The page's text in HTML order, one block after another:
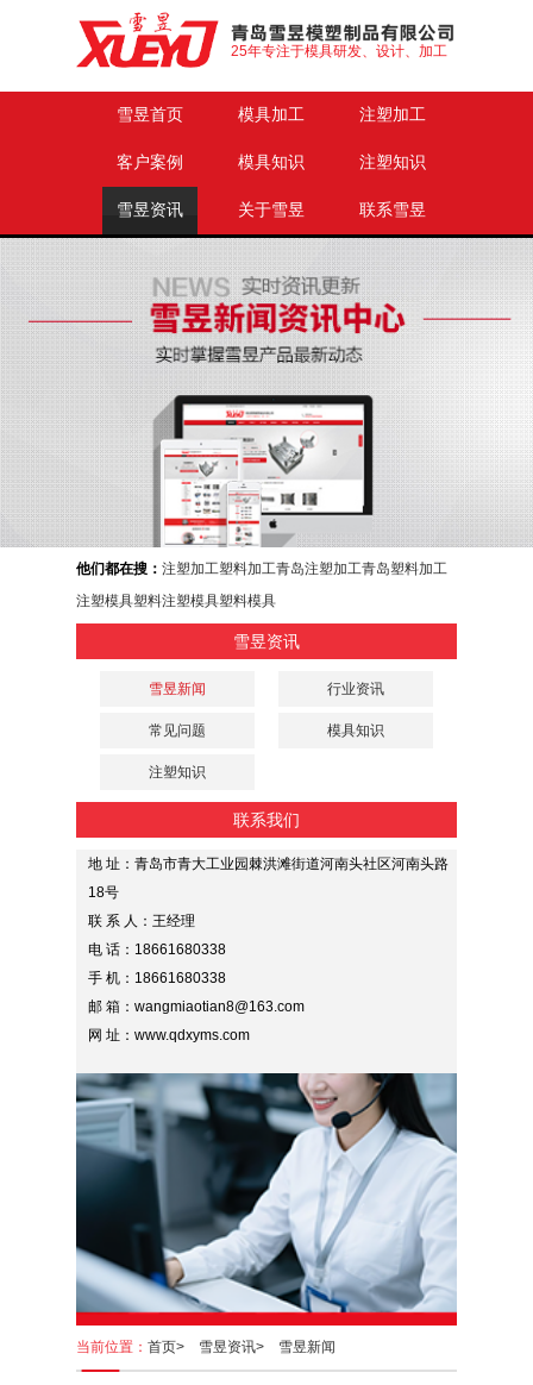
25年专注于模具研发、设计、加工
雪昱首页 模具加工 注塑加工
客户案例 模具知识 注塑知识
雪昱资讯 关于雪昱 联系雪昱
他们都在搜： 注塑加工塑料加工青岛注塑加工青岛塑料加工
注塑模具塑料注塑模具塑料模具
雪昱资讯
雪昱新闻 行业资讯
常见问题 模具知识
注塑知识
联系我们
地 址：青岛市青大工业园棘洪滩街道河南头社区河南头路
18号
联 系 人：王经理
电 话：18661680338
手 机：18661680338
邮 箱：wangmiaotian8@163.com
网 址：www.qdxyms.com
当前位置： 首页> 雪昱资讯> 雪昱新闻